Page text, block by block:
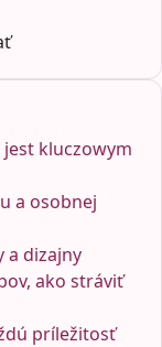
kluczowym
a osobnej
a dizajny
ako stráviť
príležitosť